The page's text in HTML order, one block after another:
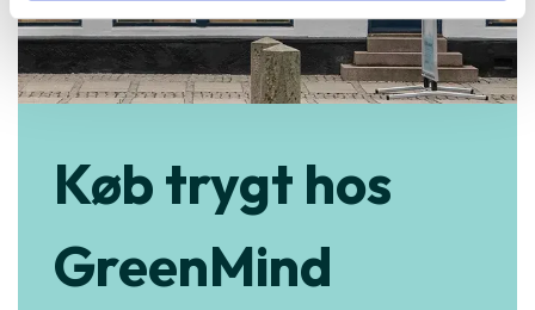
Køb trygt hos
GreenMind